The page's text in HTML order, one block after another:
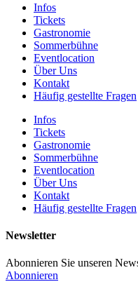
Infos
Tickets
Gastronomie
Sommerbühne
Eventlocation
Über Uns
Kontakt
Häufig gestellte Fragen
Infos
Tickets
Gastronomie
Sommerbühne
Eventlocation
Über Uns
Kontakt
Häufig gestellte Fragen
Newsletter
Abonnieren Sie unseren
Abonnieren